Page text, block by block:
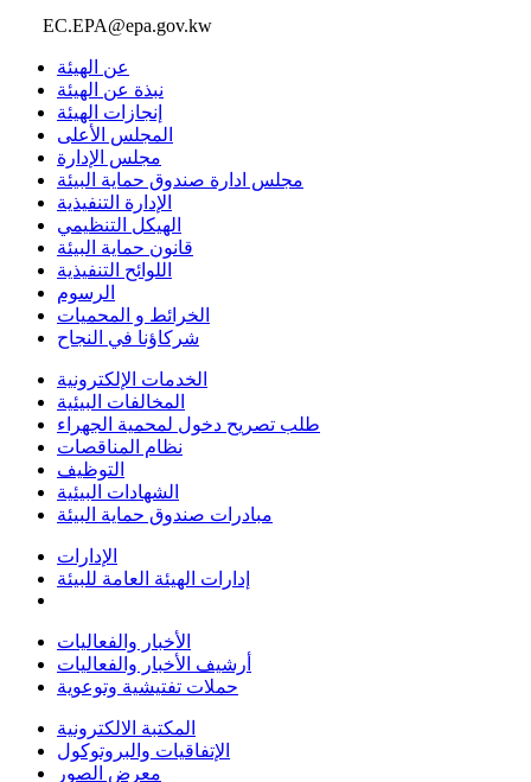
EC.EPA@epa.gov.kw
عن الهيئة
نبذة عن الهيئة
إنجازات الهيئة
المجلس الأعلى
مجلس الإدارة
مجلس ادارة صندوق حماية البيئة
الإدارة التنفيذية
الهيكل التنظيمي
قانون حماية البيئة
اللوائح التنفيذية
الرسوم
الخرائط و المحميات
شركاؤنا في النجاح
الخدمات الإلكترونية
المخالفات البيئية
طلب تصريح دخول لمحمية الجهراء
نظام المناقصات
التوظيف
الشهادات البيئية
مبادرات صندوق حماية البيئة
الإدارات
إدارات الهيئة العامة للبيئة
الأخبار والفعاليات
أرشيف الأخبار والفعاليات
حملات تفتيشية وتوعوية
المكتبة الالكترونية
الإتفاقيات والبروتوكول
معرض الصور